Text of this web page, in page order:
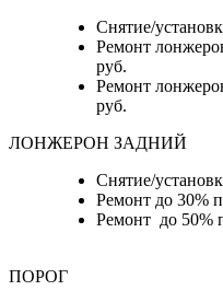
Снятие/
Ремонт
руб.
Ремонт
руб.
ЛОНЖЕРОН ЗАДНИЙ
Снятие/
Ремонт до 30%
Ремонт до 50%
ПОРОГ